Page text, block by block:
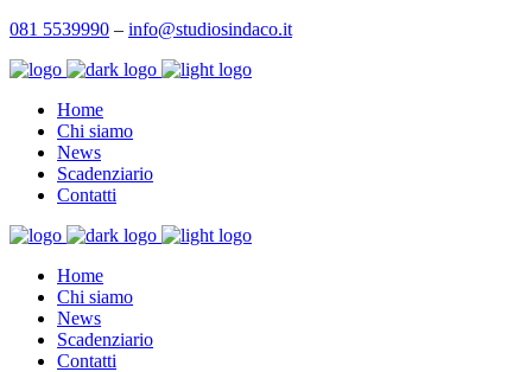
081 5539990 – info@studiosindaco.it
Home
Chi siamo
News
Scadenziario
Contatti
Home
Chi siamo
News
Scadenziario
Contatti